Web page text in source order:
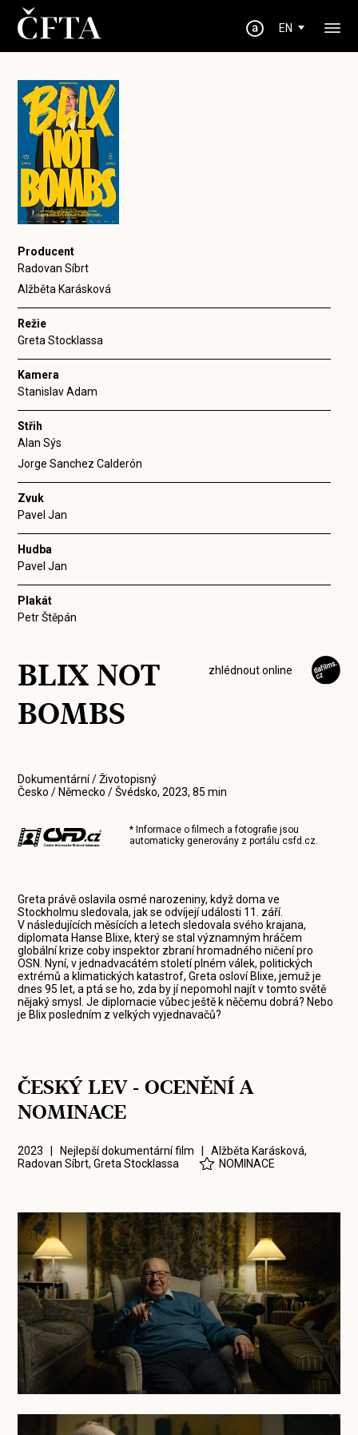
EN
Producent
Radovan Síbrt
Alžběta Karásková
Režie
Greta Stocklassa
Kamera
Stanislav Adam
Střih
Alan Sýs
Jorge Sanchez Calderón
Zvuk
Pavel Jan
Hudba
Pavel Jan
Plakát
Petr Štěpán
zhlédnout online
BLIX NOT
BOMBS
Dokumentární / Životopisný
Česko / Německo / Švédsko, 2023, 85 min
* Informace o filmech a fotografie jsou
automaticky generovány z portálucsfd.cz.
Greta právě oslavila osmé narozeniny, když doma ve
Stockholmu sledovala, jak se odvíjejí události 11. září.
V následujících měsících a letech sledovala svého krajana,
diplomata Hanse Blixe, který se stal významným hráčem
globální krize coby inspektor zbraní hromadného ničení pro
OSN. Nyní, v jednadvacátém století plném válek, politických
extrémů a klimatických katastrof, Greta osloví Blixe, jemuž je
dnes 95 let, a ptá se ho, zda by jí nepomohl najít v tomto světě
nějaký smysl. Je diplomacie vůbec ještě k něčemu dobrá? Nebo
je Blix posledním z velkých vyjednavačů?
ČESKÝ LEV - OCENĚNÍ A
NOMINACE
2023 | Nejlepší dokumentární film |Alžběta Karásková,
Radovan Síbrt,Greta Stocklassa NOMINACE